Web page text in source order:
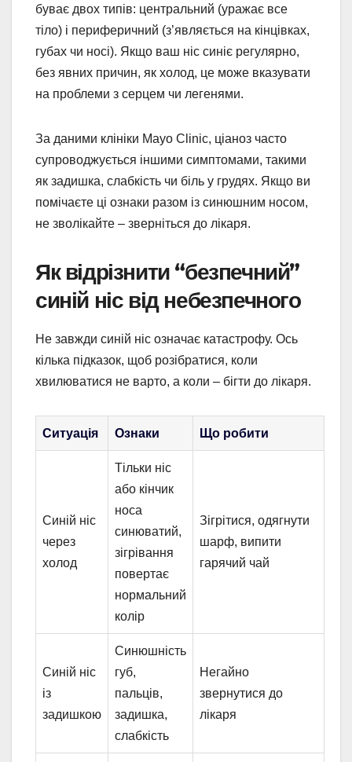
буває двох типів: центральний (уражає все
тіло) і периферичний (з’являється на кінцівках,
губах чи носі). Якщо ваш ніс синіє регулярно,
без явних причин, як холод, це може вказувати
на проблеми з серцем чи легенями.
За даними клініки Mayo Clinic, ціаноз часто
супроводжується іншими симптомами, такими
як задишка, слабкість чи біль у грудях. Якщо ви
помічаєте ці ознаки разом із синюшним носом,
не зволікайте – зверніться до лікаря.
Як відрізнити “безпечний”
синій ніс від небезпечного
Не завжди синій ніс означає катастрофу. Ось
кілька підказок, щоб розібратися, коли
хвилюватися не варто, а коли – бігти до лікаря.
Ситуація Ознаки Що робити
Синій ніс
через
холод
Тільки ніс
або кінчик
носа
синюватий,
зігрівання
повертає
нормальний
колір
Зігрітися, одягнути
шарф, випити
гарячий чай
Синій ніс
із
задишкою
Синюшність
губ,
пальців,
задишка,
слабкість
Негайно
звернутися до
лікаря